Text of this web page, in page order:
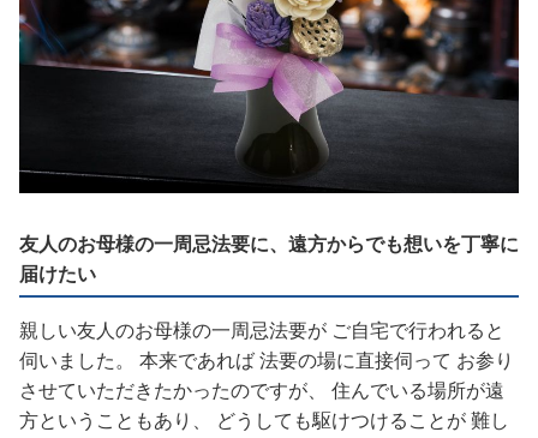
友人のお母様の一周忌法要に、遠方からでも想いを丁寧に
届けたい
親しい友人のお母様の一周忌法要が ご自宅で行われると
伺いました。 本来であれば 法要の場に直接伺って お参り
させていただきたかったのですが、 住んでいる場所が遠
方ということもあり、 どうしても駆けつけることが 難し